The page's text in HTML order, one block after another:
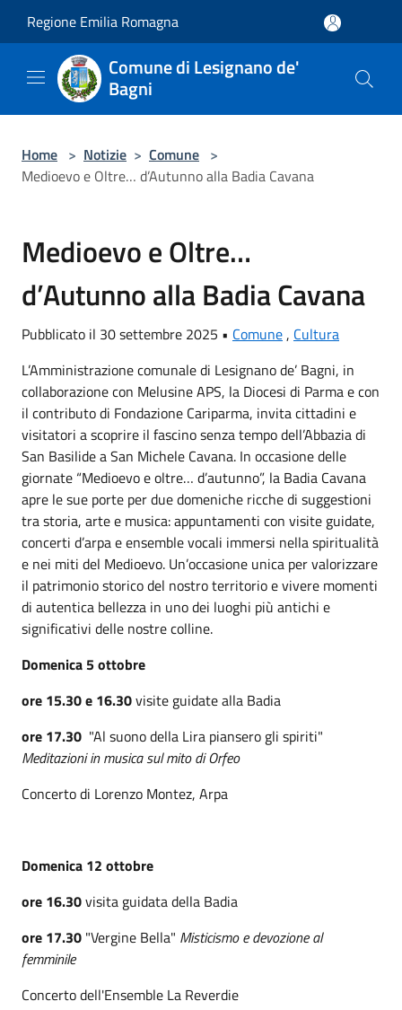
Regione Emilia Romagna
Comune di Lesignano de'
Bagni
Home > Notizie > Comune >
Medioevo e Oltre… d’Autunno alla Badia Cavana
Medioevo e Oltre…
d’Autunno alla Badia Cavana
Pubblicato il 30 settembre 2025 • Comune , Cultura
L’Amministrazione comunale di Lesignano de’ Bagni, in
collaborazione con Melusine APS, la Diocesi di Parma e con
il contributo di Fondazione Cariparma, invita cittadini e
visitatori a scoprire il fascino senza tempo dell’Abbazia di
San Basilide a San Michele Cavana. In occasione delle
giornate “Medioevo e oltre… d’autunno”, la Badia Cavana
apre le sue porte per due domeniche ricche di suggestioni
tra storia, arte e musica: appuntamenti con visite guidate,
concerti d’arpa e ensemble vocali immersi nella spiritualità
e nei miti del Medioevo. Un’occasione unica per valorizzare
il patrimonio storico del nostro territorio e vivere momenti
di autentica bellezza in uno dei luoghi più antichi e
significativi delle nostre colline.
Domenica 5 ottobre
ore 15.30 e 16.30visite guidate alla Badia
ore 17.30 "Al suono della Lira piansero gli spiriti"
Meditazioni in musica sul mito di Orfeo
Concerto di Lorenzo Montez, Arpa
Domenica 12 ottobre
ore 16.30visita guidata della Badia
ore 17.30 "Vergine Bella" Misticismo e devozione al
femminile
Concerto dell'Ensemble La Reverdie